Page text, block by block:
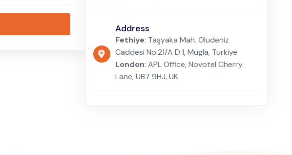
Address
Fethiye: Taşyaka Mah. Ölüdeniz
Caddesi No:21/A D:1, Mugla, Turkiye
London: APL Office, Novotel Cherry
Lane, UB7 9HJ, UK